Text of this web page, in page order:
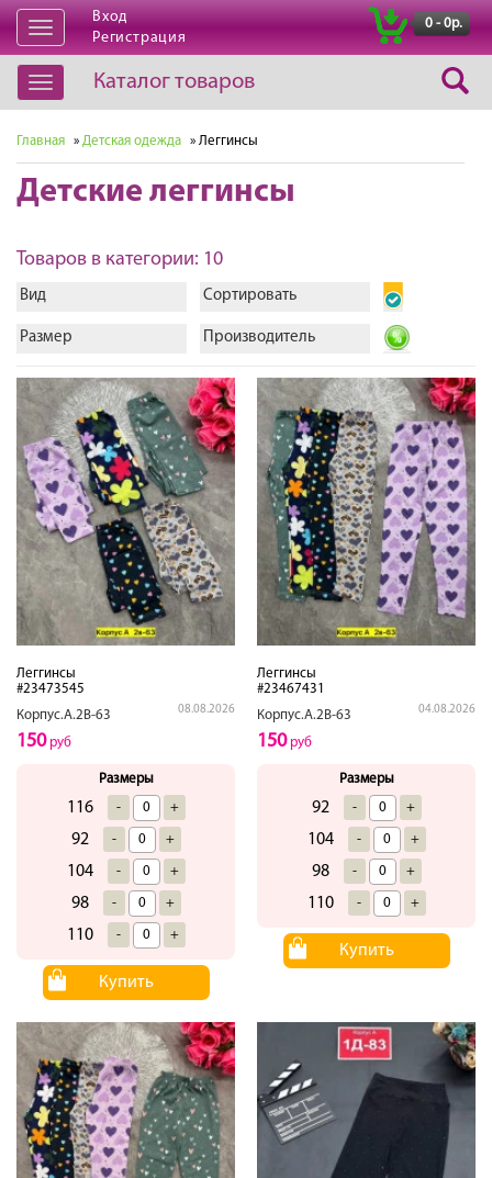
Открыть
навигацию
Вход
Регистрация
0 - 0р.
Открыть
навигацию
Каталог товаров
Главная » Детская одежда » Леггинсы
Детские леггинсы
Товаров в категории: 10
Вид Сортировать
Размер Производитель
Леггинсы
#23473545
Корпус.А.2В-63
08.08.2026
150руб
Размеры
116 - +
92 - +
104 - +
98 - +
110 - +
Купить
Леггинсы
#23467431
Корпус.А.2В-63
04.08.2026
150руб
Размеры
92 - +
104 - +
98 - +
110 - +
Купить